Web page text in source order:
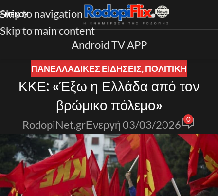
Skip to navigation
Skip to main content
ΜΕΝΟΎ
Android TV APP
ΠΑΝΕΛΛΑΔΙΚΈΣ ΕΙΔΉΣΕΙΣ,ΠΟΛΙΤΙΚΗ
ΚΚΕ: «Έξω η Ελλάδα από τον
βρώμικο πόλεμο»
RodopiNet.grΕνεργή 03/03/2026 0